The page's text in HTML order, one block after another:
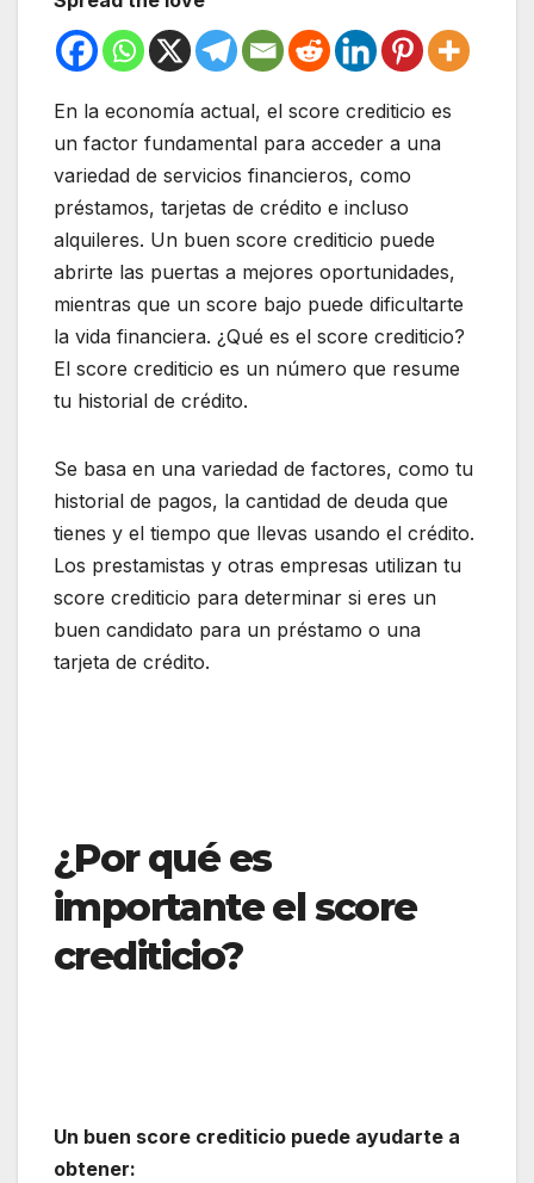
En la economía actual, el score crediticio es
un factor fundamental para acceder a una
variedad de servicios financieros, como
préstamos, tarjetas de crédito e incluso
alquileres. Un buen score crediticio puede
abrirte las puertas a mejores oportunidades,
mientras que un score bajo puede dificultarte
la vida financiera. ¿Qué es el score crediticio?
El score crediticio es un número que resume
tu historial de crédito.
Se basa en una variedad de factores, como tu
historial de pagos, la cantidad de deuda que
tienes y el tiempo que llevas usando el crédito.
Los prestamistas y otras empresas utilizan tu
score crediticio para determinar si eres un
buen candidato para un préstamo o una
tarjeta de crédito.
¿Por qué es
importante el score
crediticio?
Un buen score crediticio puede ayudarte a
obtener: